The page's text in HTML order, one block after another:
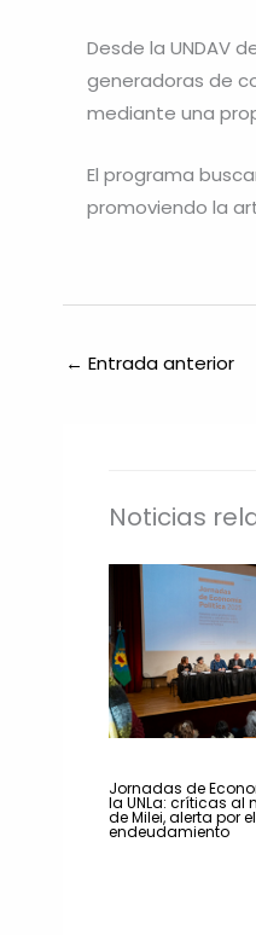
Desde la UNDAV
generadoras de
mediante una
El programa
promoviendo la
← Entrada anterior
Noticias
Jornadas de
la UNLa: críticas al
de Milei, alerta por
endeudamiento